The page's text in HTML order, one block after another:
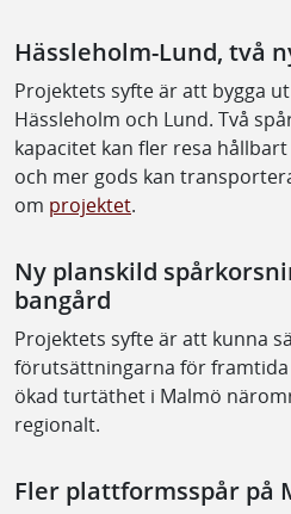
Hässleholm-Lund, två
Projektets syfte är att bygga
Hässleholm och Lund. Två
kapacitet kan fler resa
och mer gods kan
om projektet.
Ny planskild
bangård
Projektets syfte är att kunna
förutsättningarna för
ökad turtäthet i Malmö
regionalt.
Fler plattformsspår på